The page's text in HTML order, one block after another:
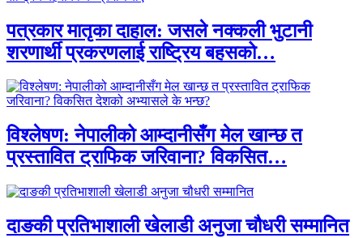
पत्रकार मातृका दाहाल: जसले नक्कली भुटानी
शरणार्थी प्रकरणलाई राष्ट्रिय बहसको…
विश्लेषण: नेपालीको आम्दानीसँग मेल खान्छ त
प्रस्तावित ट्राफिक जरिवाना? विकसित…
दाङकी प्रतिभाशाली खेलाडी अनुजा चौधरी सम्मानित